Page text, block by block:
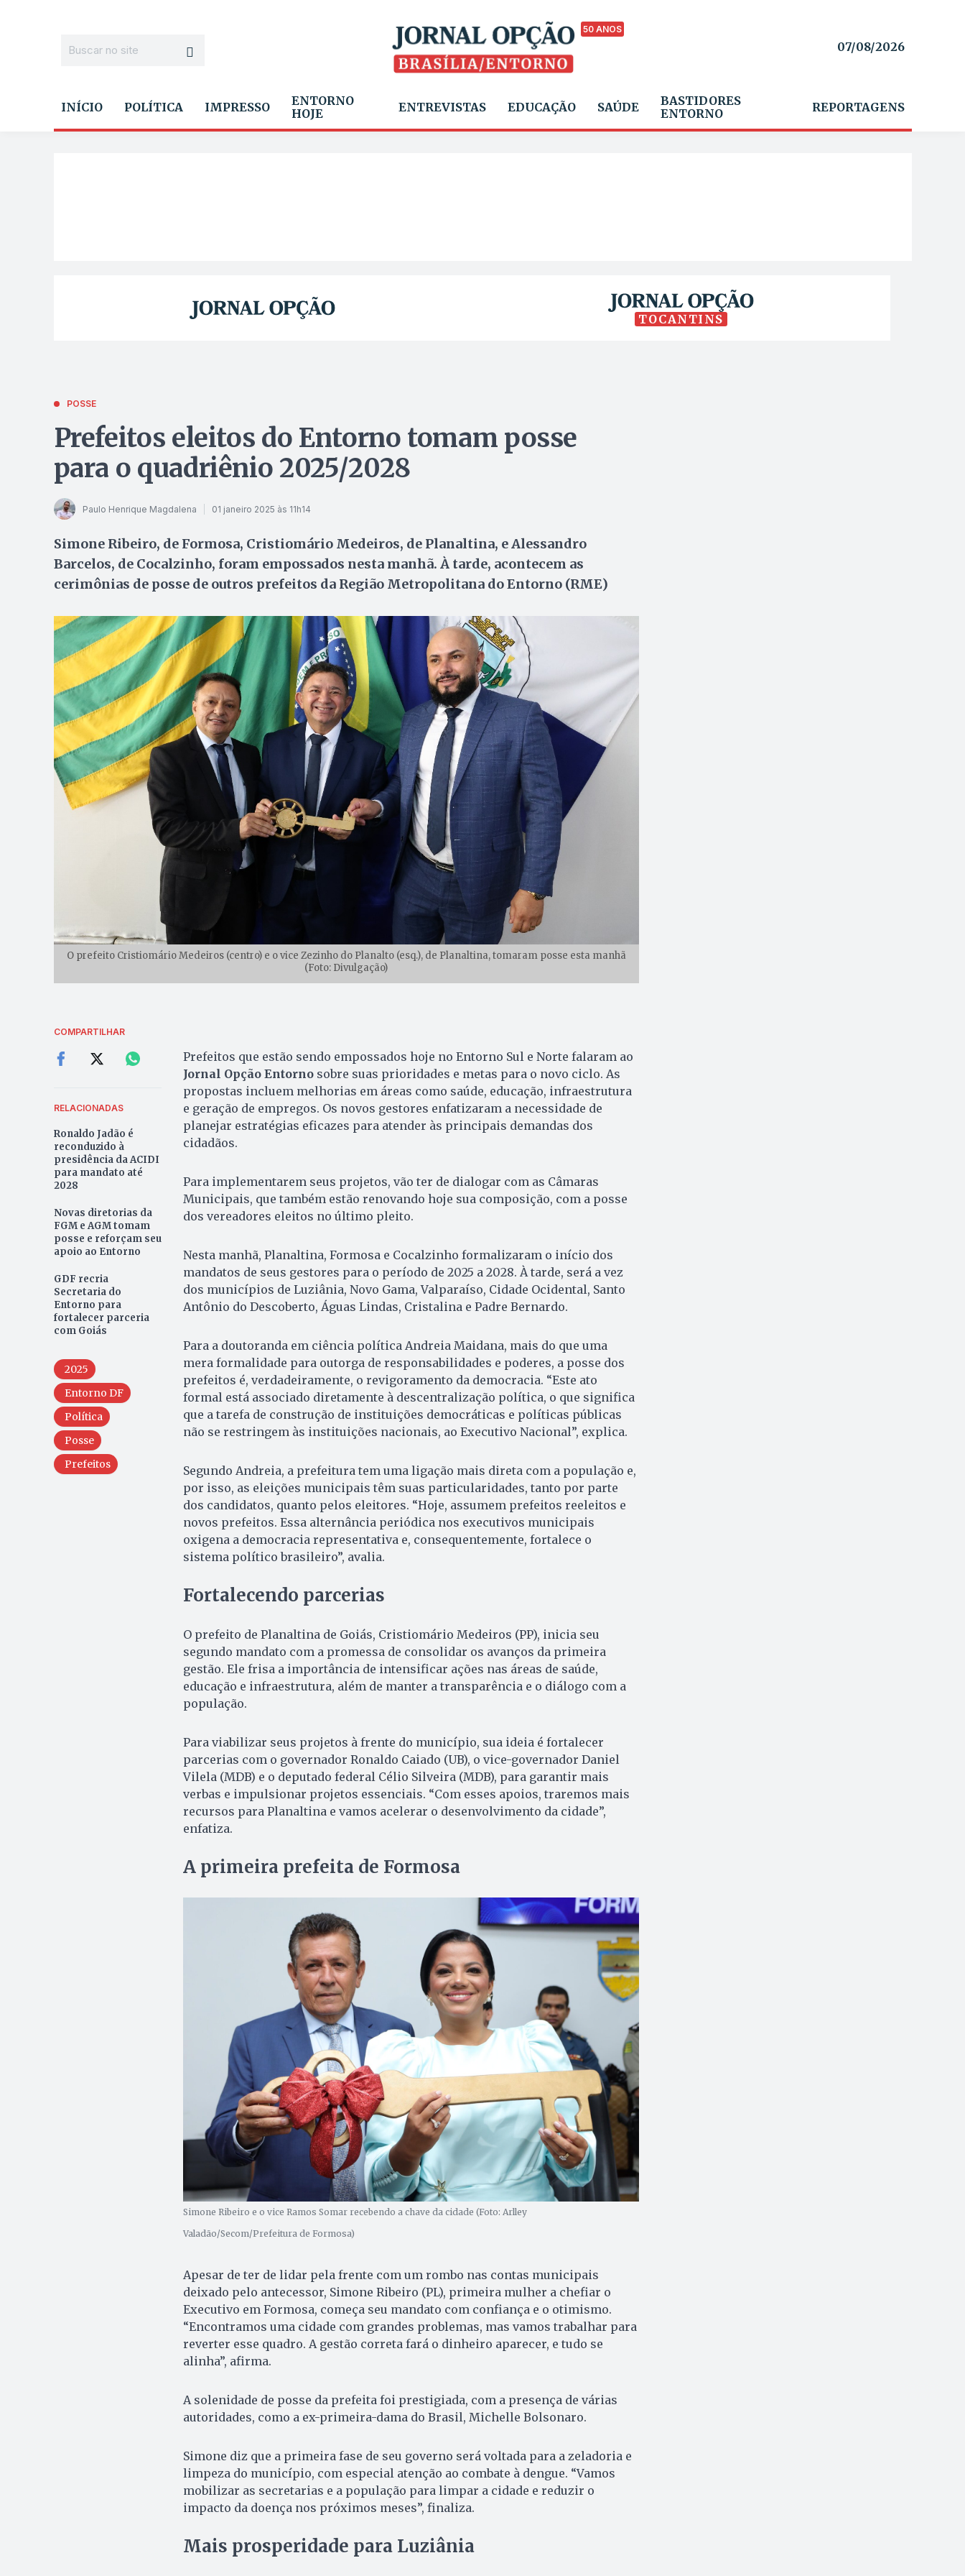
50 ANOS
07/08/2026
INÍCIO POLÍTICA IMPRESSO
ENTORNO
HOJE
ENTREVISTAS EDUCAÇÃO SAÚDE
BASTIDORES
ENTORNO
REPORTAGENS
TOCANTINS
POSSE
Prefeitos eleitos do Entorno tomam posse
para o quadriênio 2025/2028
Paulo Henrique Magdalena 01 janeiro 2025 às 11h14
Simone Ribeiro, de Formosa, Cristiomário Medeiros, de Planaltina, e Alessandro
Barcelos, de Cocalzinho, foram empossados nesta manhã. À tarde, acontecem as
cerimônias de posse de outros prefeitos da Região Metropolitana do Entorno (RME)
O prefeito Cristiomário Medeiros (centro) e o vice Zezinho do Planalto (esq.), de Planaltina, tomaram posse esta manhã
(Foto: Divulgação)
COMPARTILHAR
RELACIONADAS
Ronaldo Jadão é
reconduzido à
presidência da ACIDI
para mandato até
2028
Novas diretorias da
FGM e AGM tomam
posse e reforçam seu
apoio ao Entorno
GDF recria
Secretaria do
Entorno para
fortalecer parceria
com Goiás
2025
Entorno DF
Política
Posse
Prefeitos
Prefeitos que estão sendo empossados hoje no Entorno Sul e Norte falaram ao
Jornal Opção Entornosobre suas prioridades e metas para o novo ciclo. As
propostas incluem melhorias em áreas como saúde, educação, infraestrutura
e geração de empregos. Os novos gestores enfatizaram a necessidade de
planejar estratégias eficazes para atender às principais demandas dos
cidadãos.
Para implementarem seus projetos, vão ter de dialogar com as Câmaras
Municipais, que também estão renovando hoje sua composição, com a posse
dos vereadores eleitos no último pleito.
Nesta manhã, Planaltina, Formosa e Cocalzinho formalizaram o início dos
mandatos de seus gestores para o período de 2025 a 2028. À tarde, será a vez
dos municípios de Luziânia, Novo Gama, Valparaíso, Cidade Ocidental, Santo
Antônio do Descoberto, Águas Lindas, Cristalina e Padre Bernardo.
Para a doutoranda em ciência política Andreia Maidana, mais do que uma
mera formalidade para outorga de responsabilidades e poderes, a posse dos
prefeitos é, verdadeiramente, o revigoramento da democracia. “Este ato
formal está associado diretamente à descentralização política, o que significa
que a tarefa de construção de instituições democráticas e políticas públicas
não se restringem às instituições nacionais, ao Executivo Nacional”, explica.
Segundo Andreia, a prefeitura tem uma ligação mais direta com a população e,
por isso, as eleições municipais têm suas particularidades, tanto por parte
dos candidatos, quanto pelos eleitores. “Hoje, assumem prefeitos reeleitos e
novos prefeitos. Essa alternância periódica nos executivos municipais
oxigena a democracia representativa e, consequentemente, fortalece o
sistema político brasileiro”, avalia.
Fortalecendo parcerias
O prefeito de Planaltina de Goiás, Cristiomário Medeiros (PP), inicia seu
segundo mandato com a promessa de consolidar os avanços da primeira
gestão. Ele frisa a importância de intensificar ações nas áreas de saúde,
educação e infraestrutura, além de manter a transparência e o diálogo com a
população.
Para viabilizar seus projetos à frente do município, sua ideia é fortalecer
parcerias com o governador Ronaldo Caiado (UB), o vice-governador Daniel
Vilela (MDB) e o deputado federal Célio Silveira (MDB), para garantir mais
verbas e impulsionar projetos essenciais. “Com esses apoios, traremos mais
recursos para Planaltina e vamos acelerar o desenvolvimento da cidade”,
enfatiza.
A primeira prefeita de Formosa
Simone Ribeiro e o vice Ramos Somar recebendo a chave da cidade (Foto: Arlley
Valadão/Secom/Prefeitura de Formosa)
Apesar de ter de lidar pela frente com um rombo nas contas municipais
deixado pelo antecessor, Simone Ribeiro (PL), primeira mulher a chefiar o
Executivo em Formosa, começa seu mandato com confiança e o otimismo.
“Encontramos uma cidade com grandes problemas, mas vamos trabalhar para
reverter esse quadro. A gestão correta fará o dinheiro aparecer, e tudo se
alinha”, afirma.
A solenidade de posse da prefeita foi prestigiada, com a presença de várias
autoridades, como a ex-primeira-dama do Brasil, Michelle Bolsonaro.
Simone diz que a primeira fase de seu governo será voltada para a zeladoria e
limpeza do município, com especial atenção ao combate à dengue. “Vamos
mobilizar as secretarias e a população para limpar a cidade e reduzir o
impacto da doença nos próximos meses”, finaliza.
Mais prosperidade para Luziânia